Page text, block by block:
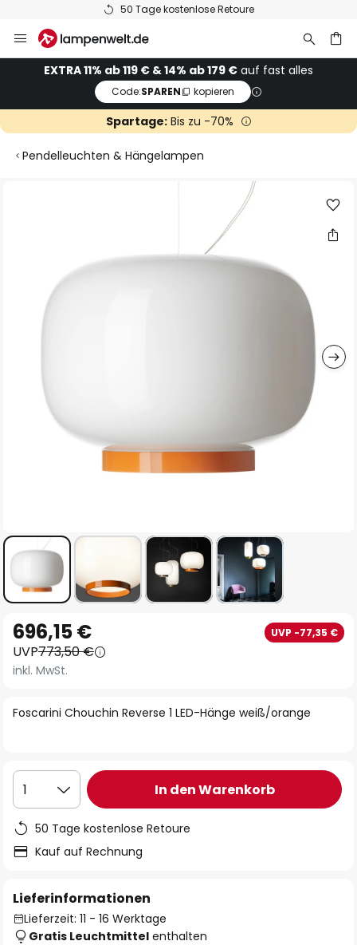
50 Tage kostenlose Retoure
Inhalt
springenEXTRA 11% ab 119 € & 14% ab 179 € auf fast alles
Code:SPAREN kopieren
Spartage:Bis zu -70%
Pendelleuchten & Hängelampen
Anfang
der
Bildgalerie
Foscarini Chouchin Reverse 1 LED-Hänge weiß/orange
696,15 € UVP -77,35 €
UVP773,50 €
inkl. MwSt.
1 In den Warenkorb
50 Tage kostenlose Retoure
Kauf auf Rechnung
Lieferinformationen
Lieferzeit: 11 - 16 Werktage
Gratis Leuchtmittel enthalten